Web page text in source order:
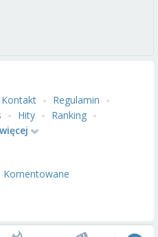
Kontakt
Regulamin
Hity
Ranking
więcej
Komentowane